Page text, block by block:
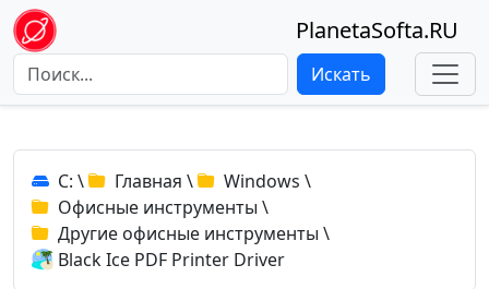
PlanetaSofta.RU
Искать
C: \ Главная \ Windows \
Офисные инструменты \
Другие офисные инструменты \
Black Ice PDF Printer Driver